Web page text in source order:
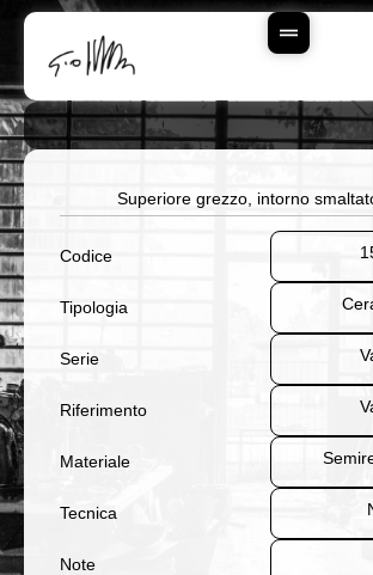
Contenuto
Superiore grezzo, intorno
Codice
Tipologia
Serie
Riferimento
Materiale
Tecnica
Note